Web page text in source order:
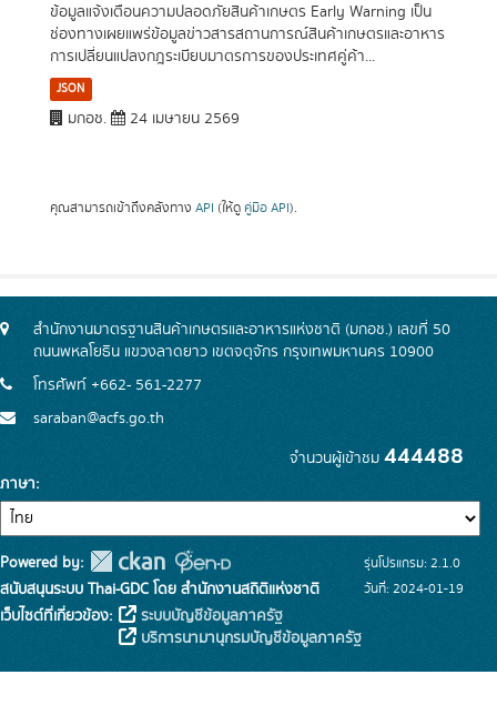
ข้อมูลแจ้งเตือนความปลอดภัยสินค้าเกษตร Early Warning เป็น
ช่องทางเผยแพร่ข้อมูลข่าวสารสถานการณ์สินค้าเกษตรและอาหาร
การเปลี่ยนแปลงกฎระเบียบมาตรการของประเทศคู่ค้า...
JSON
มกอช. 24 เมษายน 2569
คุณสามารถเข้าถึงคลังทาง API (ให้ดู คู่มือ API).
สำนักงานมาตรฐานสินค้าเกษตรและอาหารแห่งชาติ (มกอช.) เลขที่ 50
ถนนพหลโยธิน แขวงลาดยาว เขตจตุจักร กรุงเทพมหานคร 10900
โทรศัพท์ +662- 561-2277
saraban@acfs.go.th
จำนวนผู้เข้าชม 444488
ภาษา
Powered by:
สนับสนุนระบบ Thai-GDC โดย สำนักงานสถิติแห่งชาติ
เว็บไซต์ที่เกี่ยวข้อง:
ระบบบัญชีข้อมูลภาครัฐ
บริการนามานุกรมบัญชีข้อมูลภาครัฐ
รุ่นโปรแกรม: 2.1.0
วันที่: 2024-01-19